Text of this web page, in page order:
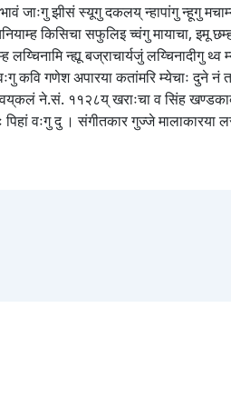
जाःगु झीसं स्यूगु दकलय् न्हापांगु न्हूगु
किसिचा सफुलिइ च्वंगु मायाचा, इमू
न्ह्यू बज्राचार्यजुं लय्चिनादीगु थ्व
कवि गणेश अपारया कतांमरि म्येचाः दुने नं
ने.सं. ११२८य् खराःचा व सिंह
पिहां वःगु दु । संगीतकार गुज्जे